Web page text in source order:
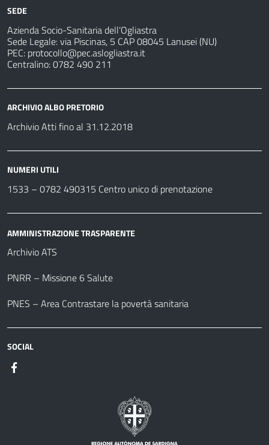
SEDE
Azienda Socio-Sanitaria dell’Ogliastra
Sede Legale: via Piscinas, 5 CAP 08045 Lanusei (NU)
PEC: protocollo@pec.aslogliastra.it
Centralino: 0782 490 211
ARCHIVIO ALBO PRETORIO
Archivio Atti fino al 31.12.2018
NUMERI UTILI
1533 – 0782 490315 Centro unico di prenotazione
AMMINISTRAZIONE TRASPARENTE
Archivio ATS
PNRR – Missione 6 Salute
PNES – Area Contrastare la povertà sanitaria
SOCIAL